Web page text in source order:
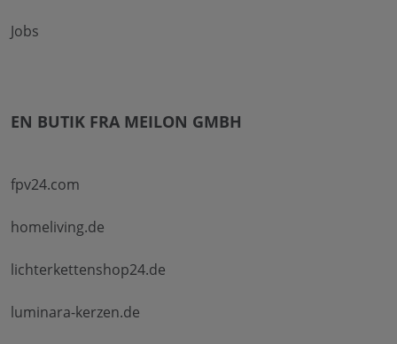
Jobs
EN BUTIK FRA MEILON GMBH
fpv24.com
homeliving.de
lichterkettenshop24.de
luminara-kerzen.de